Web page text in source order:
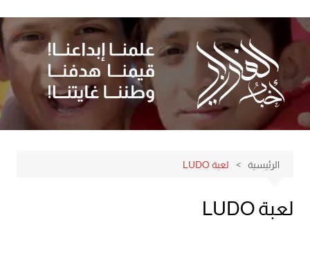
إلى
المحتوى
الرئيسية لعبة LUDO
لعبة LUDO